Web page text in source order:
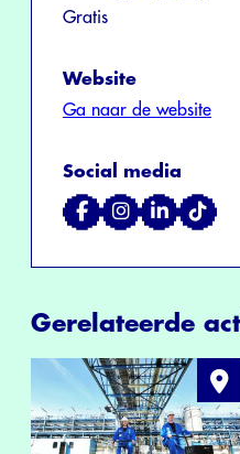
Gratis
Website
Ga naar de website
Social media
Gerelateerde